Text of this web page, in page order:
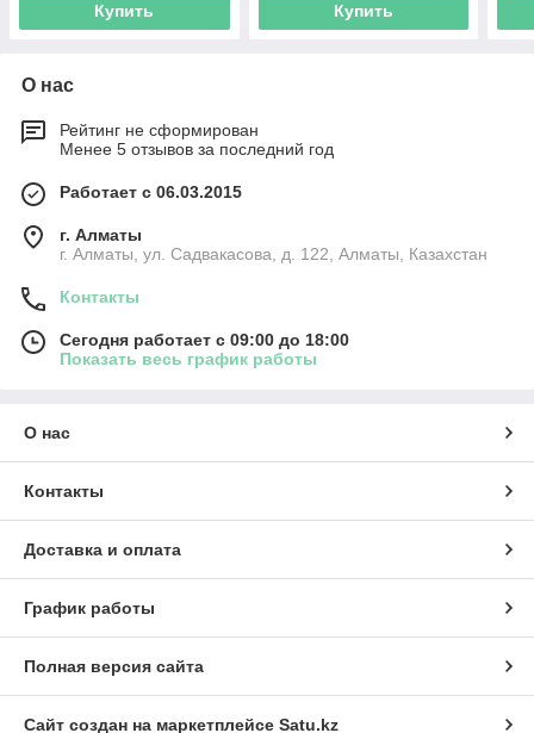
Купить Купить
О нас
Рейтинг не сформирован
Менее 5 отзывов за последний год
Работает с 06.03.2015
г. Алматы
г. Алматы, ул. Садвакасова, д. 122, Алматы, Казахстан
Контакты
Сегодня работает с 09:00 до 18:00
Показать весь график работы
О нас
Контакты
Доставка и оплата
График работы
Полная версия сайта
Сайт создан на маркетплейсе Satu.kz